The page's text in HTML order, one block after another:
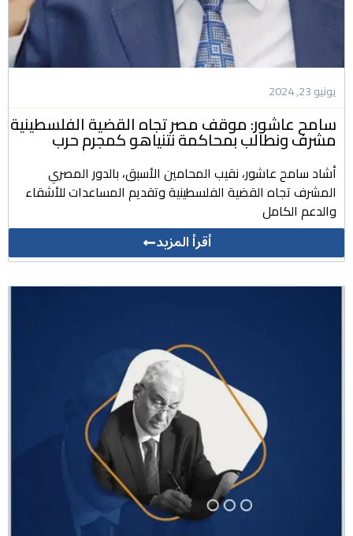
يونيو 23, 2024
سامح عاشور: موقف مصر تجاه القضية الفلسطينية
مشرف ونطالب بمحاكمة نتنياهو كمجرم حرب
أشاد سامح عاشور، نقيب المحامين الأسبق، بالدور المصري
المشرف تجاه القضية الفلسطينية وتقديم المساعدات للأشقاء
والدعم الكامل
أقرأ المزيد